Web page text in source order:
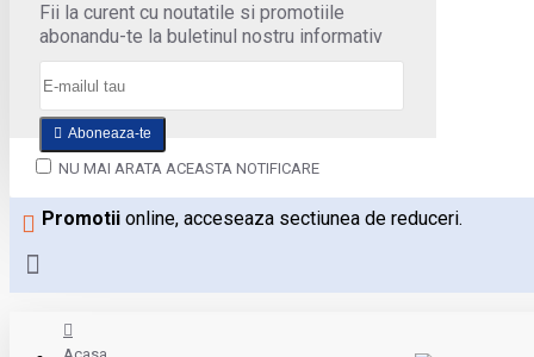
Fii la curent cu noutatile si promotiile
abonandu-te la buletinul nostru informativ
Aboneaza-te
NU MAI ARATA ACEASTA NOTIFICARE
Promotii online, acceseaza sectiunea de reduceri.